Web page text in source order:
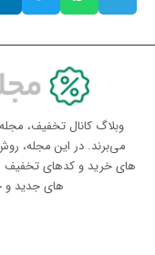
وبلاگ کانال تخفیف،
می‌برند. در این مجله،
های خرید و کدهای تخفیف
های جدید و